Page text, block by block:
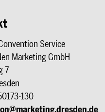
Service
Marketing GmbH
7
130